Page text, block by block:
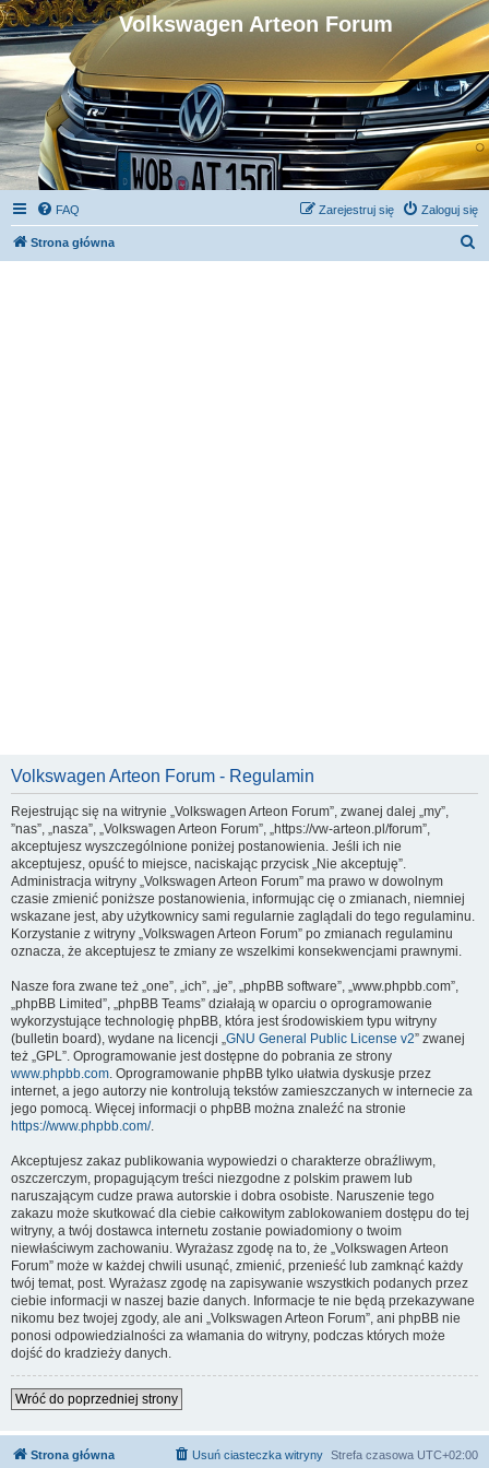
Volkswagen Arteon Forum
FAQ Zaloguj się
Zarejestruj się
Strona główna
Volkswagen Arteon Forum - Regulamin
Rejestrując się na witrynie „Volkswagen Arteon Forum”, zwanej dalej „my”,
”nas”, „nasza”, „Volkswagen Arteon Forum”, „https://vw-arteon.pl/forum”,
akceptujesz wyszczególnione poniżej postanowienia. Jeśli ich nie
akceptujesz, opuść to miejsce, naciskając przycisk „Nie akceptuję”.
Administracja witryny „Volkswagen Arteon Forum” ma prawo w dowolnym
czasie zmienić poniższe postanowienia, informując cię o zmianach, niemniej
wskazane jest, aby użytkownicy sami regularnie zaglądali do tego regulaminu.
Korzystanie z witryny „Volkswagen Arteon Forum” po zmianach regulaminu
oznacza, że akceptujesz te zmiany ze wszelkimi konsekwencjami prawnymi.
Nasze fora zwane też „one”, „ich”, „je”, „phpBB software”, „www.phpbb.com”,
„phpBB Limited”, „phpBB Teams” działają w oparciu o oprogramowanie
wykorzystujące technologię phpBB, która jest środowiskiem typu witryny
(bulletin board), wydane na licencji „GNU General Public License v2” zwanej
też „GPL”. Oprogramowanie jest dostępne do pobrania ze strony
www.phpbb.com. Oprogramowanie phpBB tylko ułatwia dyskusje przez
internet, a jego autorzy nie kontrolują tekstów zamieszczanych w internecie za
jego pomocą. Więcej informacji o phpBB można znaleźć na stronie
https://www.phpbb.com/.
Akceptujesz zakaz publikowania wypowiedzi o charakterze obraźliwym,
oszczerczym, propagującym treści niezgodne z polskim prawem lub
naruszającym cudze prawa autorskie i dobra osobiste. Naruszenie tego
zakazu może skutkować dla ciebie całkowitym zablokowaniem dostępu do tej
witryny, a twój dostawca internetu zostanie powiadomiony o twoim
niewłaściwym zachowaniu. Wyrażasz zgodę na to, że „Volkswagen Arteon
Forum” może w każdej chwili usunąć, zmienić, przenieść lub zamknąć każdy
twój temat, post. Wyrażasz zgodę na zapisywanie wszystkich podanych przez
ciebie informacji w naszej bazie danych. Informacje te nie będą przekazywane
nikomu bez twojej zgody, ale ani „Volkswagen Arteon Forum”, ani phpBB nie
ponosi odpowiedzialności za włamania do witryny, podczas których może
dojść do kradzieży danych.
Wróć do poprzedniej strony
Strona główna Strefa czasowa UTC+02:00
Usuń ciasteczka witryny